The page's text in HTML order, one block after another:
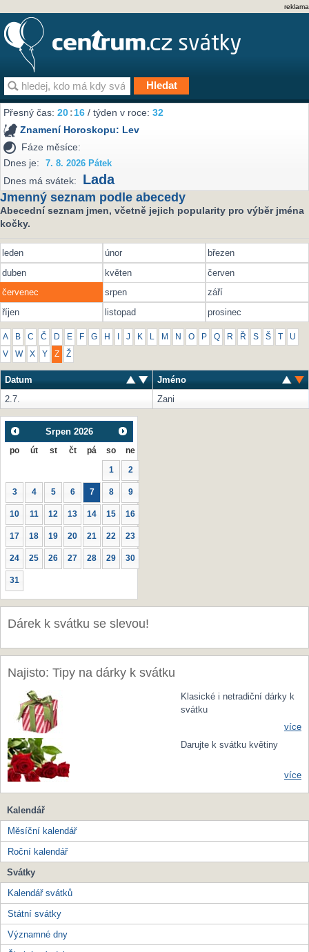
reklama
Přesný čas:20:16 / týden v roce:32
Znamení Horoskopu: Lev
Fáze měsíce:
Dnes je:
7. 8. 2026 Pátek
Dnes má svátek: Lada
Jmenný seznam podle abecedy
Abecední seznam jmen, včetně jejich popularity pro výběr jména
kočky.
leden únor
březen
duben
květen
červen
červenec
srpen
září
říjen
listopad prosinec
A B C Č D E F G H J K L M N O P Q R Ř S Š U
V W X Y Z Ž
Datum
Jméno
2.7.
Zani
Srpen 2026
po út st čt pá so ne
1 2
3 4 5 6 7 8 9
10 11 12 13 14 15 16
17 18 19 20 21 22 23
24 25 26 27 28 29 30
31
Dárek k svátku se slevou!
Najisto: Tipy na dárky k svátku
Klasické i netradiční dárky k
svátku
více
Darujte k svátku květiny
více
Kalendář
Měsíční kalendář
Roční kalendář
Svátky
Kalendář svátků
Státní svátky
Významné dny